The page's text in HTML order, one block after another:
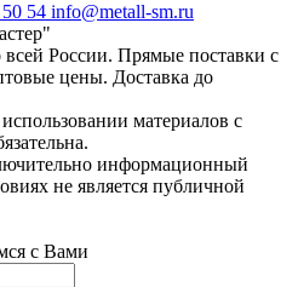
54 info@metall-sm.ru
России. Прямые поставки с
цены. Доставка до
материалов с
информационный
не является публичной
с Вами